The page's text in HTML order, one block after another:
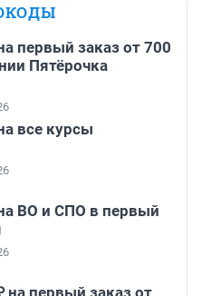
первый заказ от 700
Пятёрочка
все курсы
ВО и СПО в первый
на первый заказ от